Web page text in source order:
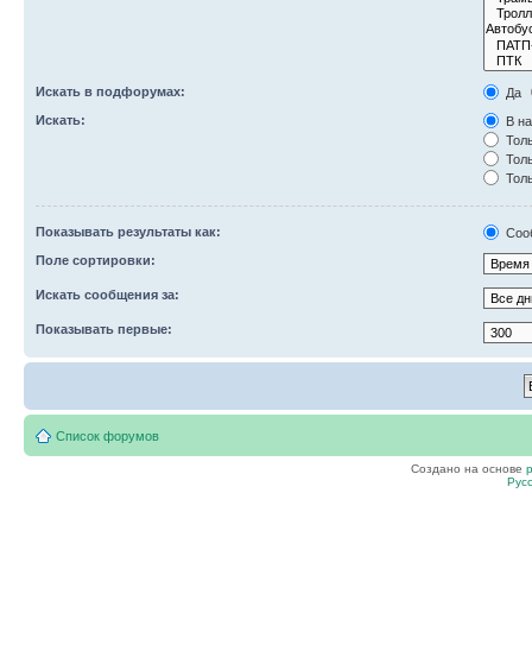
Искать в подфорумах:
Да
Искать:
В
Показывать результаты как:
Поле сортировки:
Искать сообщения за:
Показывать первые:
Список форумов
Создано на основе